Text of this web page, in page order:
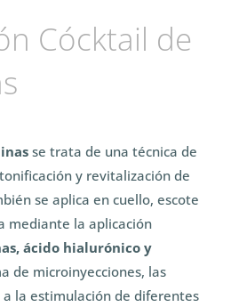
Cócktail de
se trata de una técnica de
y revitalización de
se aplica en cuello, escote
mediante la aplicación
ácido hialurónico y
de microinyecciones, las
la estimulación de diferentes